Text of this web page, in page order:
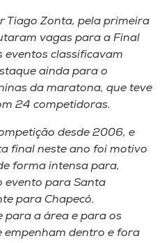
Tiago Zonta, pela primeira
vagas para a Final
classificavam
ainda para o
da maratona, que teve
24 competidoras.
desde 2006, e
final neste ano foi motivo
forma intensa para,
evento para Santa
para Chapecó.
para a área e para os
empenham dentro e fora